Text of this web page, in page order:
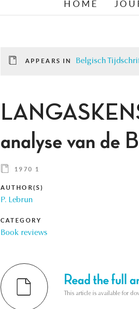
HOME
APPEARS IN Belgisch
analyse van de
1970 1
AUTHOR(S)
P. Lebrun
CATEGORY
Book reviews
Read the full
This article is available for